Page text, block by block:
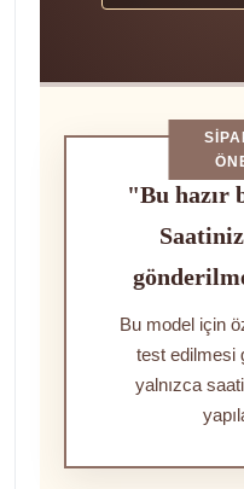
"Bu hazır
Bu model için
test edilmesi
yalnızca